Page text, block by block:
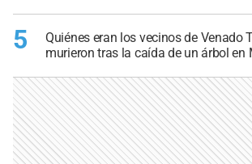
5
Quiénes eran los vecinos de Venado
murieron tras la caída de un árbol en